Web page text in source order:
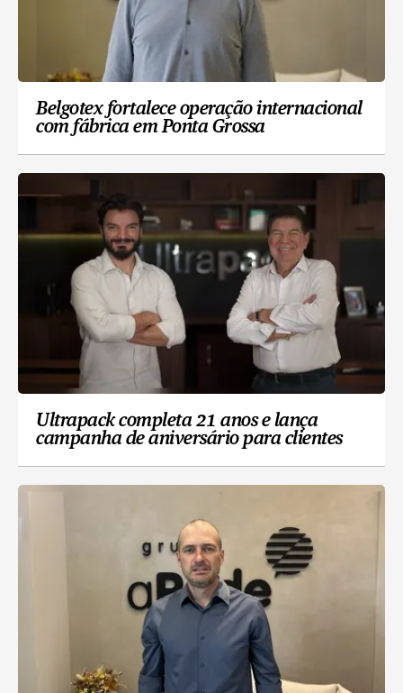
Belgotex fortalece operação internacional
com fábrica em Ponta Grossa
Ultrapack completa 21 anos e lança
campanha de aniversário para clientes